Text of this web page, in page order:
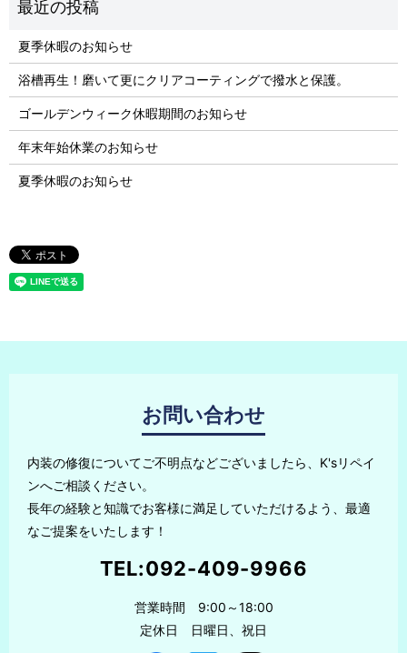
夏季休暇のお知らせ
浴槽再生！磨いて更にクリアコーティングで撥水と保護。
ゴールデンウィーク休暇期間のお知らせ
年末年始休業のお知らせ
夏季休暇のお知らせ
お問い合わせ
内装の修復についてご不明点などございましたら、K'sリペイ
ンへご相談ください。
長年の経験と知識でお客様に満足していただけるよう、最適
なご提案をいたします！
TEL:092-409-9966
営業時間 9:00～18:00
定休日 日曜日、祝日